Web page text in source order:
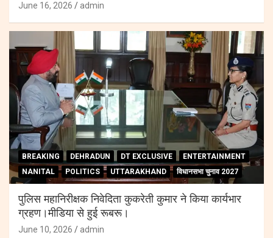
June 16, 2026 admin
BREAKING DEHRADUN DT EXCLUSIVE
ENTERTAINMENT
NANITAL
POLITICS UTTARAKHAND विधानसभा चुनाव 2027
पुलिस महानिरीक्षक निवेदिता कुकरेती कुमार ने किया कार्यभार
ग्रहण।मीडिया से हुई रूबरू।
June 10, 2026 admin